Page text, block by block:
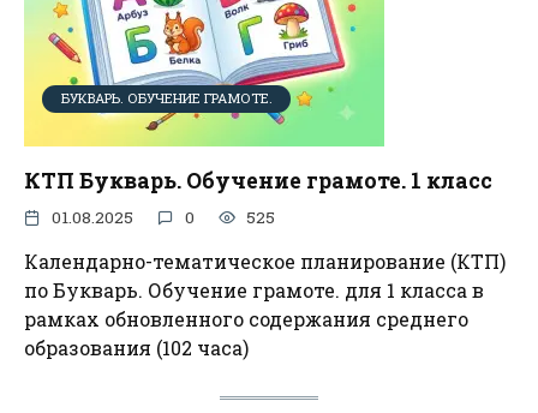
БУКВАРЬ. ОБУЧЕНИЕ ГРАМОТЕ.
КТП Букварь. Обучение грамоте. 1 класс
01.08.2025 0 525
Календарно-тематическое планирование (КТП)
по Букварь. Обучение грамоте. для 1 класса в
рамках обновленного содержания среднего
образования (102 часа)